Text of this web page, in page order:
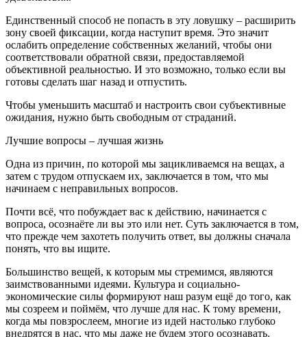
Единственный способ не попасть в эту ловушку – расширить
зону своей фиксации, когда наступит время. Это значит
ослабить определение собственных желаний, чтобы они
соответствовали обратной связи, предоставляемой
объективной реальностью. И это возможно, только если вы
готовы сделать шаг назад и отпустить.
Чтобы уменьшить масштаб и настроить свои субъективные
ожидания, нужно быть свободным от страданий.
Лучшие вопросы – лучшая жизнь
Одна из причин, по которой мы зацикливаемся на вещах, а
затем с трудом отпускаем их, заключается в том, что мы
начинаем с неправильных вопросов.
Почти всё, что побуждает вас к действию, начинается с
вопроса, осознаёте ли вы это или нет. Суть заключается в том,
что прежде чем захотеть получить ответ, вы должны сначала
понять, что вы ищите.
Большинство вещей, к которым мы стремимся, являются
заимствованными идеями. Культура и социально-
экономические силы формируют наш разум ещё до того, как
мы созреем и поймём, что лучше для нас. К тому времени,
когда мы повзрослеем, многие из идей настолько глубоко
внедрятся в нас, что мы даже не будем этого осознавать.